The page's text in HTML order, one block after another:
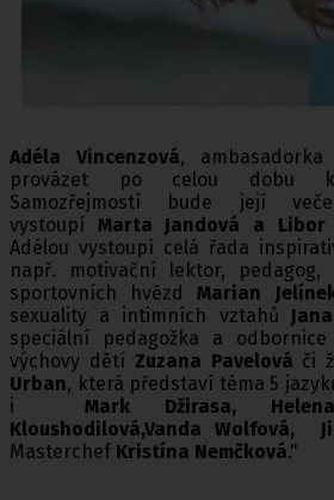
Adéla Vincenzová,
provázet po celou dobu
Samozřejmostí bude její
vystoupí Marta Jandová a Libor
Adélou vystoupí celá řada
např. motivační lektor,
sportovních hvězdMarian
sexuality a intimních vztahů
speciální pedagožka a
výchovy dětí Zuzana Pavelová či
Urban, která představí téma 5
i Mark Džirasa,
Kloushodilová,Vanda Wolfová,
Masterchef Kristína Nemčková."